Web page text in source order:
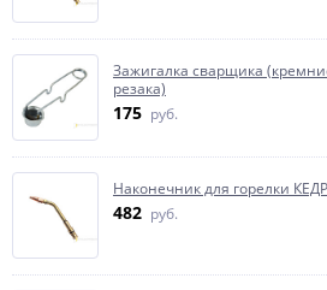
Зажигалка сварщика
резака)
175 руб.
Наконечник для горелки
482 руб.